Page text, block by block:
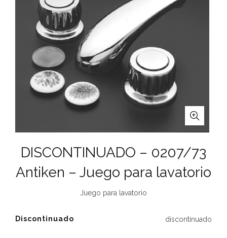
DISCONTINUADO – 0207/73
Antiken – Juego para lavatorio
Juego para lavatorio
Discontinuado discontinuado